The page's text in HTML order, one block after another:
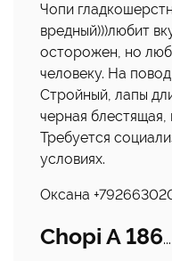
Чопи
вредный)))любит
осторожен, но
человеку. На
Стройный, лапы
черная блестящая,
Требуется
условиях.
Оксана
Chopi A 186